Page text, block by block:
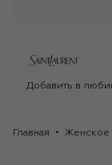
Добавить в
Главная Женское